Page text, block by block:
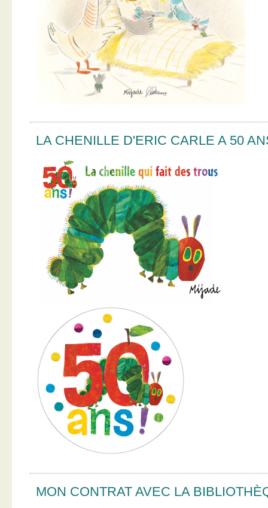
LA CHENILLE D'ERIC CARLE A 50
MON CONTRAT AVEC LA